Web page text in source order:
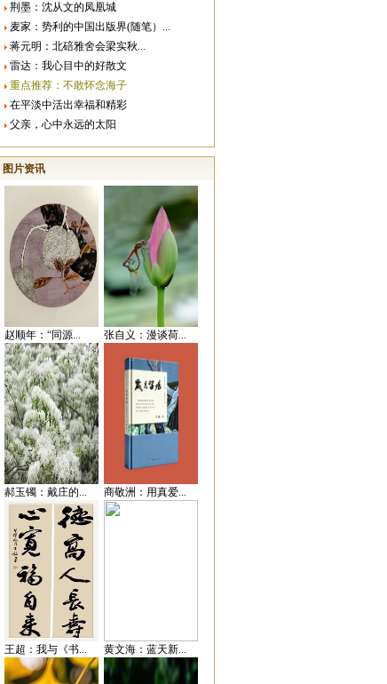
荆墨：沈从文的凤凰城
麦家：势利的中国出版界(随笔）...
蒋元明：北碚雅舍会梁实秋...
雷达：我心目中的好散文
重点推荐：不敢怀念海子
在平淡中活出幸福和精彩
父亲，心中永远的太阳
图片资讯
赵顺年：“同源... 张自义：漫谈荷...
郝玉镯：戴庄的... 商敬洲：用真爱...
王超：我与《书... 黄文海：蓝天新...